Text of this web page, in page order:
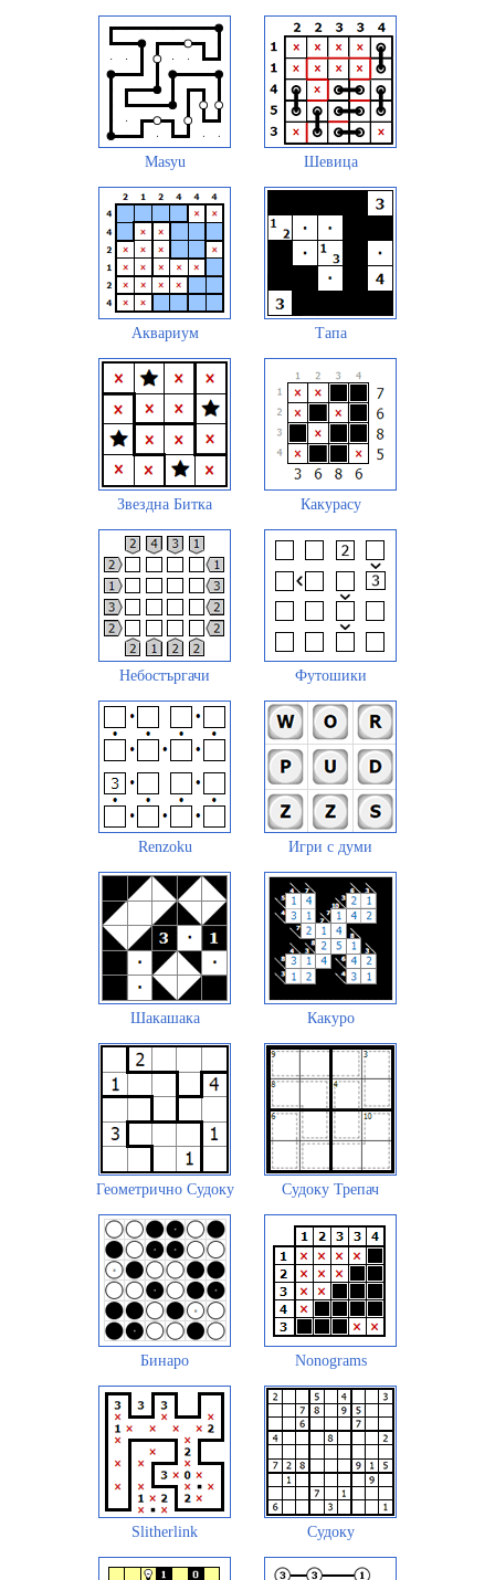
Masyu Шевица
Аквариум Тапа
Звездна Битка Какурасу
Небостъргачи Футошики
Renzoku Игри с думи
Шакашака Какуро
Геометрично Судоку Судоку Трепач
Бинаро Nonograms
Slitherlink Судоку